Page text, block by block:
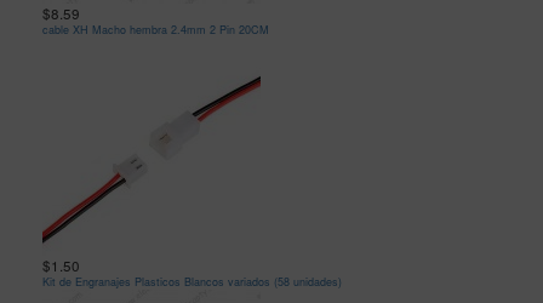
$8.59
cable XH Macho hembra 2.4mm 2 Pin 20CM
$1.50
Kit de Engranajes Plasticos Blancos variados (58 unidades)